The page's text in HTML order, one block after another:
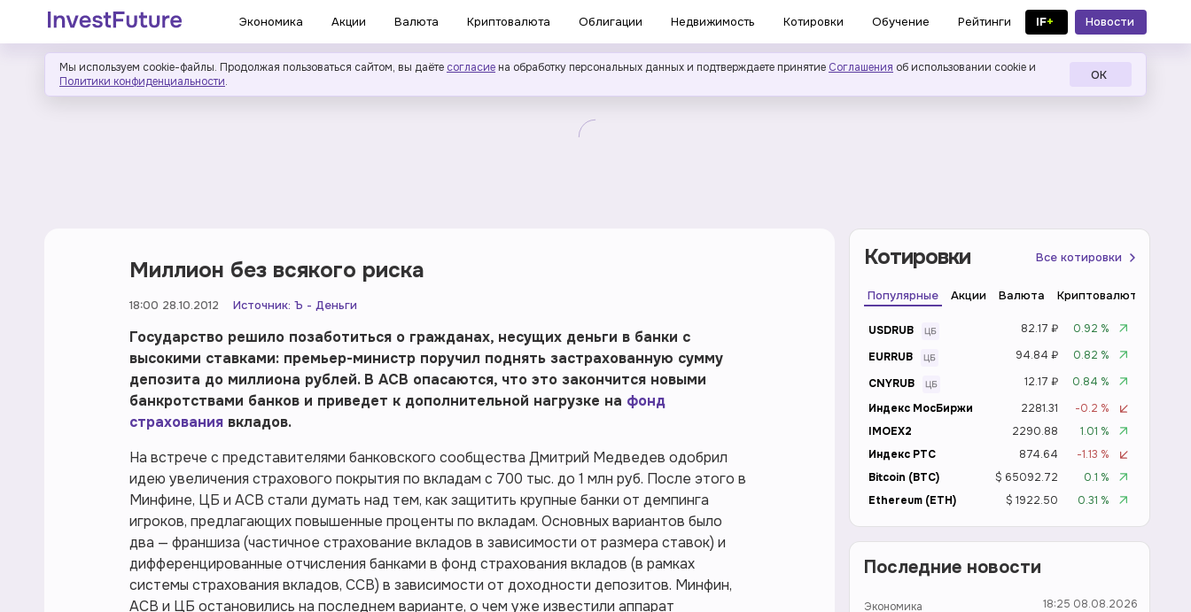
Экономика Акции Валюта Криптовалюта Облигации Недвижимость Котировки Обучение Рейтинги IF+
Новости
в MAX
Мы используем cookie-файлы. Продолжая пользоваться сайтом, вы даёте согласие на обработку персональных данных и подтверждаете принятие Соглашения об использовании cookie и
Политики конфиденциальности. ОК
Миллион без всякого риска
18:00 28.10.2012 Источник: Ъ - Деньги
Государство решило позаботиться о гражданах, несущих деньги в банки с
высокими ставками: премьер-министр поручил поднять застрахованную сумму
депозита до миллиона рублей. В АСВ опасаются, что это закончится новыми
банкротствами банков и приведет к дополнительной нагрузке на фонд
страхования вкладов.
На встрече с представителями банковского сообщества Дмитрий Медведев одобрил
идею увеличения страхового покрытия по вкладам с 700 тыс. до 1 млн руб. После этого в
Минфине, ЦБ и АСВ стали думать над тем, как защитить крупные банки от демпинга
игроков, предлагающих повышенные проценты по вкладам. Основных вариантов было
два — франшиза (частичное страхование вкладов в зависимости от размера ставок) и
дифференцированные отчисления банками в фонд страхования вкладов (в рамках
системы страхования вкладов, ССВ) в зависимости от доходности депозитов. Минфин,
АСВ и ЦБ остановились на последнем варианте, о чем уже известили аппарат
Котировки Все котировки
Популярные Акции Валюта Криптовалюта
USDRUB 82.17 ₽
0.92 %
EURRUB
94.84 ₽
0.82 %
CNYRUB
12.17 ₽
0.84 %
Индекс МосБиржи
2281.31
-0.2 %
IMOEX2
2290.88
1.01 %
Индекс РТС
874.64
-1.13 %
Bitcoin (BTC)
$ 65092.72
0.1 %
Ethereum (ETH)
$ 1922.50 0.31 %
Последние новости
Экономика 18:25 08.08.2026